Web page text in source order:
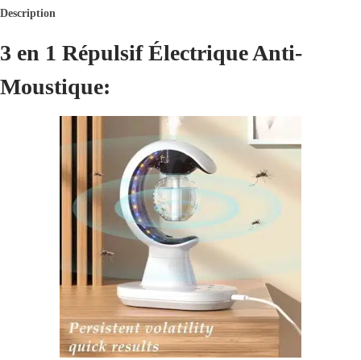
Description
3 en 1 Répulsif Électrique Anti-
Moustique: